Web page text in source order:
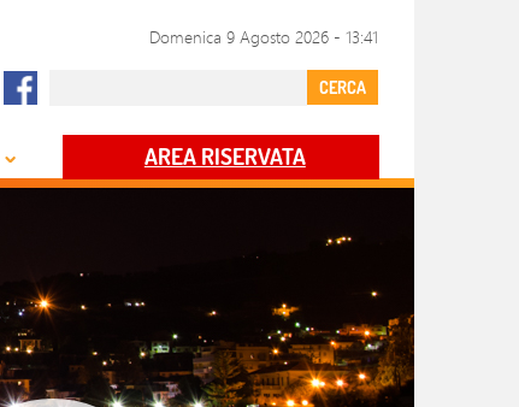
Domenica 9 Agosto 2026 - 13:41
CERCA
AREA RISERVATA